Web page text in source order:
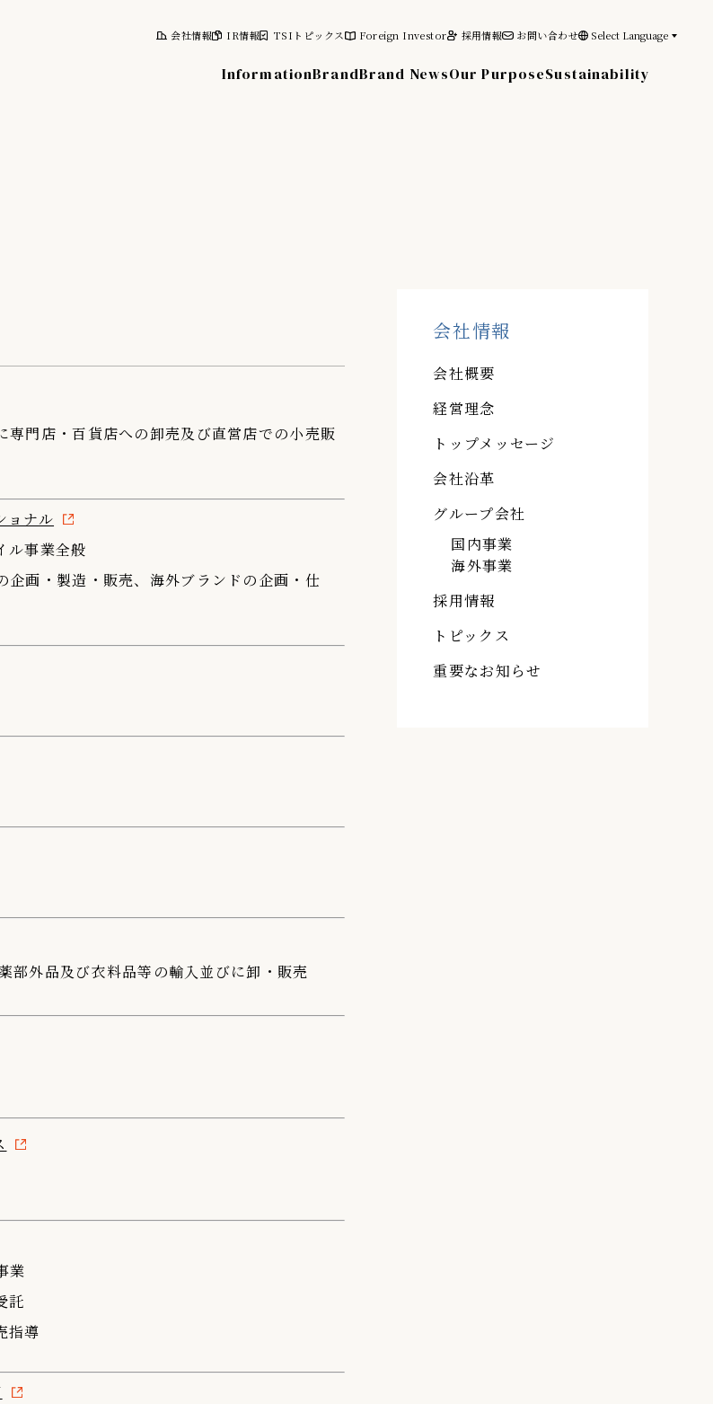
会社情報 IR情報 TSIトピックス Foreign Investor 採用情報 お問い合わせ Select Language
InformationBrandBrand NewsOur PurposeSustainability
専門店・百貨店への卸売及び直営店での小売販
ョナル
ル事業全般
企画・製造・販売、海外ブランドの企画・仕
外品及び衣料品等の輸入並びに卸・販売
業
託
指導
会社情報
会社概要
経営理念
トップメッセージ
会社沿革
グループ会社
国内事業
海外事業
採用情報
トピックス
重要なお知らせ